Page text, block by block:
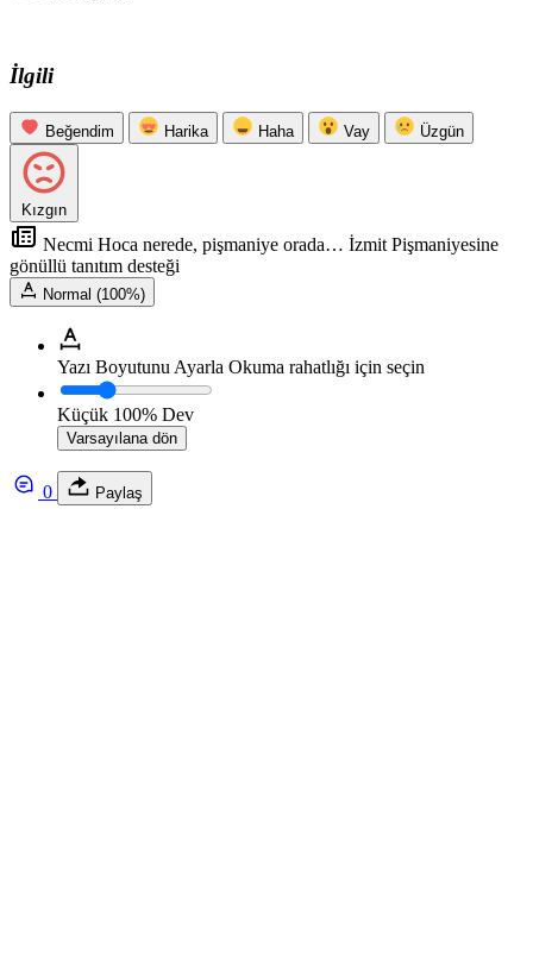
İlgili
Beğendim Harika Haha Vay Üzgün
Kızgın
Necmi Hoca nerede, pişmaniye orada… İzmit Pişmaniyesine
gönüllü tanıtım desteği
Normal (100%)
Yazı Boyutunu Ayarla Okuma rahatlığı için seçin
Küçük 100% Dev
Varsayılana dön
0 Paylaş